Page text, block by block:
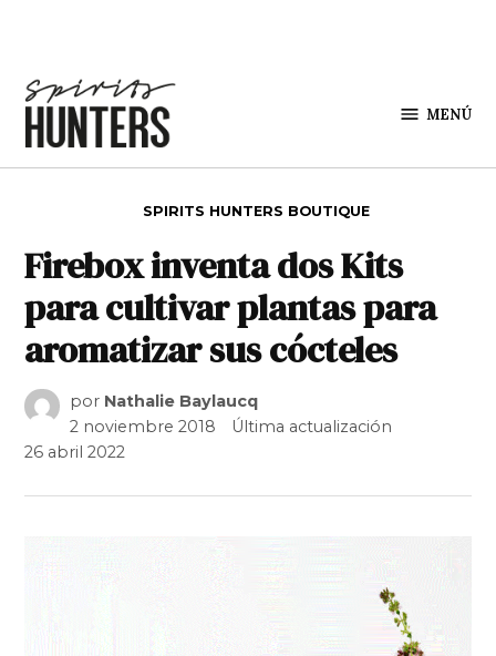
MENÚ
SPIRITS HUNTERS BOUTIQUE
Firebox inventa dos Kits
para cultivar plantas para
aromatizar sus cócteles
por Nathalie Baylaucq
2 noviembre 2018
Última actualización
26 abril 2022